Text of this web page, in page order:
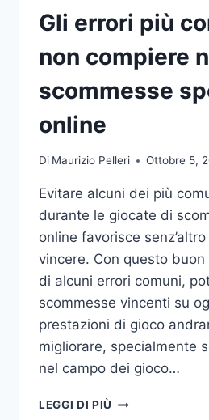
PULIZIA
DELLE
DA
Gli errori più
non compiere
scommesse
online
Di Maurizio Pelleri Ottobre 5,
Evitare alcuni dei più
durante le giocate di
online favorisce
vincere. Con questo
di alcuni errori comuni,
scommesse vincenti su
prestazioni di gioco
migliorare, specialmente
nel campo dei gioco…
LEGGI DI PIÙ GLI